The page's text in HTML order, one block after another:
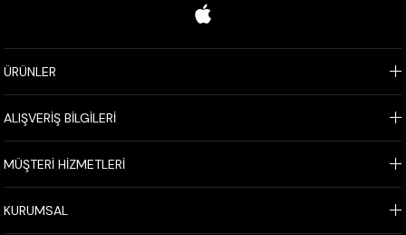
ÜRÜNLER
ALIŞVERİŞ BİLGİLERİ
MÜŞTERİ HİZMETLERİ
KURUMSAL